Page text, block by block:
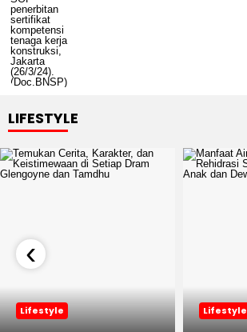
LIFESTYLE
Lifestyle Lifestyle
‹